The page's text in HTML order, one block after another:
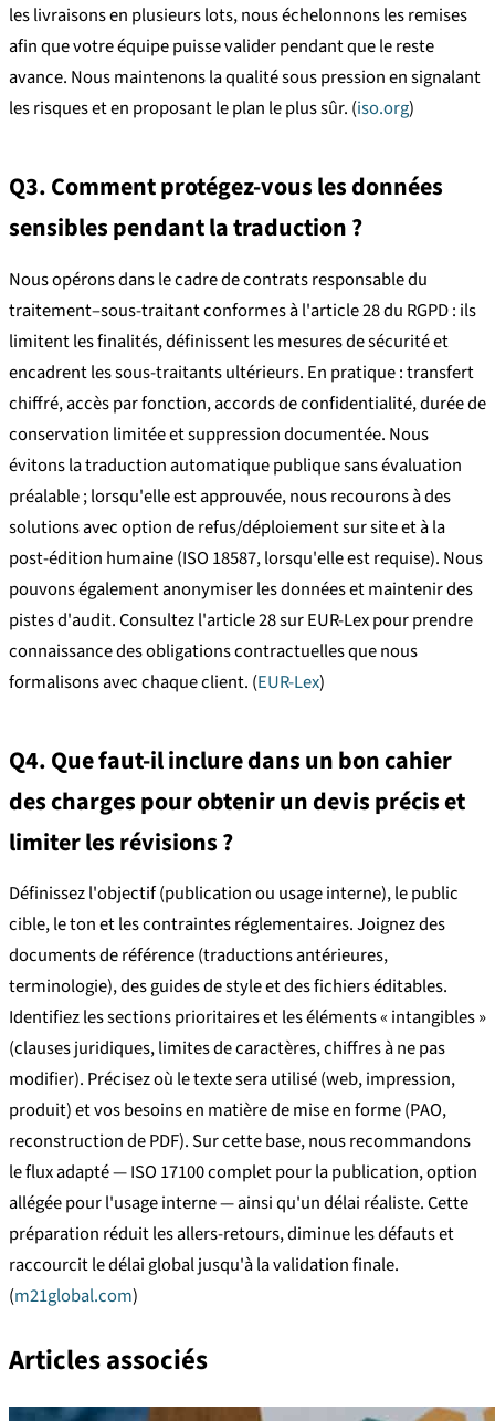
les livraisons en plusieurs lots, nous échelonnons les remises
afin que votre équipe puisse valider pendant que le reste
avance. Nous maintenons la qualité sous pression en signalant
les risques et en proposant le plan le plus sûr. (iso.org)
Q3. Comment protégez-vous les données
sensibles pendant la traduction ?
Nous opérons dans le cadre de contrats responsable du
traitement–sous-traitant conformes à l'article 28 du RGPD : ils
limitent les finalités, définissent les mesures de sécurité et
encadrent les sous-traitants ultérieurs. En pratique : transfert
chiffré, accès par fonction, accords de confidentialité, durée de
conservation limitée et suppression documentée. Nous
évitons la traduction automatique publique sans évaluation
préalable ; lorsqu'elle est approuvée, nous recourons à des
solutions avec option de refus/déploiement sur site et à la
post-édition humaine (ISO 18587, lorsqu'elle est requise). Nous
pouvons également anonymiser les données et maintenir des
pistes d'audit. Consultez l'article 28 sur EUR-Lex pour prendre
connaissance des obligations contractuelles que nous
formalisons avec chaque client. (EUR-Lex)
Q4. Que faut-il inclure dans un bon cahier
des charges pour obtenir un devis précis et
limiter les révisions ?
Définissez l'objectif (publication ou usage interne), le public
cible, le ton et les contraintes réglementaires. Joignez des
documents de référence (traductions antérieures,
terminologie), des guides de style et des fichiers éditables.
Identifiez les sections prioritaires et les éléments « intangibles »
(clauses juridiques, limites de caractères, chiffres à ne pas
modifier). Précisez où le texte sera utilisé (web, impression,
produit) et vos besoins en matière de mise en forme (PAO,
reconstruction de PDF). Sur cette base, nous recommandons
le flux adapté — ISO 17100 complet pour la publication, option
allégée pour l'usage interne — ainsi qu'un délai réaliste. Cette
préparation réduit les allers-retours, diminue les défauts et
raccourcit le délai global jusqu'à la validation finale.
(m21global.com)
Articles associés